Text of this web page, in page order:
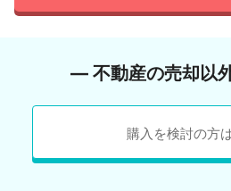
― 不動産の売却以
購入を検討の方